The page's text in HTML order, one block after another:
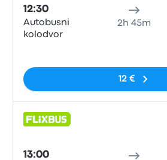
12:30
Autobusni
kolodvor
2h 45m
12 €
13:00